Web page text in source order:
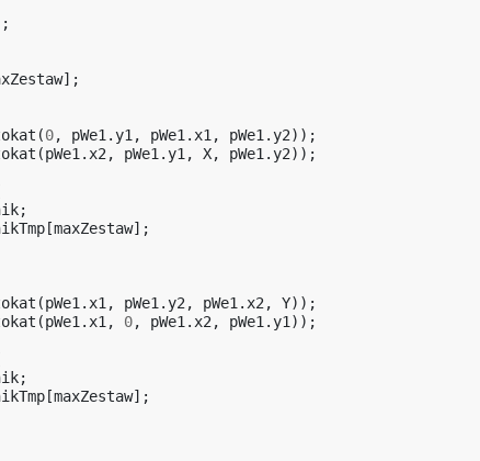
];
(0, pWe1 .y1 , pWe1 . x1 , pWe1 .y2));
(pWe1 . x2 , pWe1 .y1 , X, pWe1 .y2));
;
[maxZestaw];
(pWe1 . x1 , pWe1 .y2 , pWe1 . x2 , Y));
(pWe1 . x1 , 0, pWe1 . x2 , pWe1 .y1 ));
;
[maxZestaw];